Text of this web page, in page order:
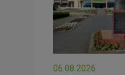
06.08.2026